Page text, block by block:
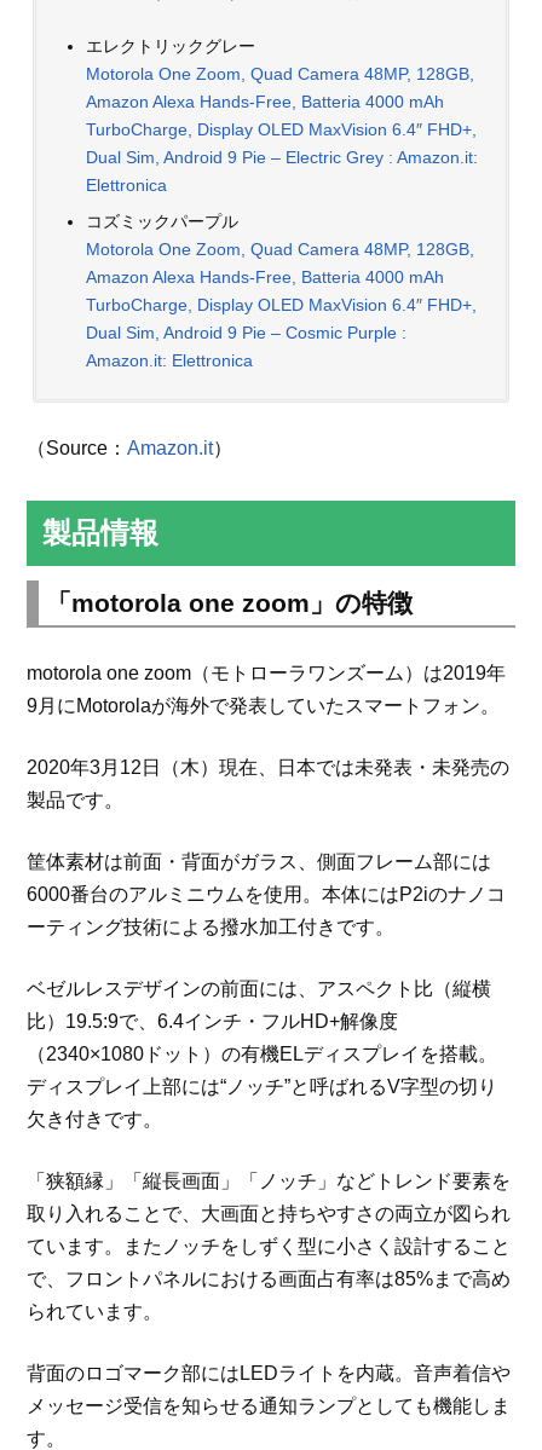
エレクトリックグレー
Motorola One Zoom, Quad Camera 48MP, 128GB,
Amazon Alexa Hands-Free, Batteria 4000 mAh
TurboCharge, Display OLED MaxVision 6.4″ FHD+,
Dual Sim, Android 9 Pie – Electric Grey : Amazon.it:
Elettronica
コズミックパープル
Motorola One Zoom, Quad Camera 48MP, 128GB,
Amazon Alexa Hands-Free, Batteria 4000 mAh
TurboCharge, Display OLED MaxVision 6.4″ FHD+,
Dual Sim, Android 9 Pie – Cosmic Purple :
Amazon.it: Elettronica
（Source：Amazon.it）
製品情報
「motorola one zoom」の特徴
motorola one zoom（モトローラワンズーム）は2019年
9月にMotorolaが海外で発表していたスマートフォン。
2020年3月12日（木）現在、日本では未発表・未発売の
製品です。
筐体素材は前面・背面がガラス、側面フレーム部には
6000番台のアルミニウムを使用。本体にはP2iのナノコ
ーティング技術による撥水加工付きです。
ベゼルレスデザインの前面には、アスペクト比（縦横
比）19.5:9で、6.4インチ・フルHD+解像度
（2340×1080ドット）の有機ELディスプレイを搭載。
ディスプレイ上部には“ノッチ”と呼ばれるV字型の切り
欠き付きです。
「狭額縁」「縦長画面」「ノッチ」などトレンド要素を
取り入れることで、大画面と持ちやすさの両立が図られ
ています。またノッチをしずく型に小さく設計すること
で、フロントパネルにおける画面占有率は85%まで高め
られています。
背面のロゴマーク部にはLEDライトを内蔵。音声着信や
メッセージ受信を知らせる通知ランプとしても機能しま
す。